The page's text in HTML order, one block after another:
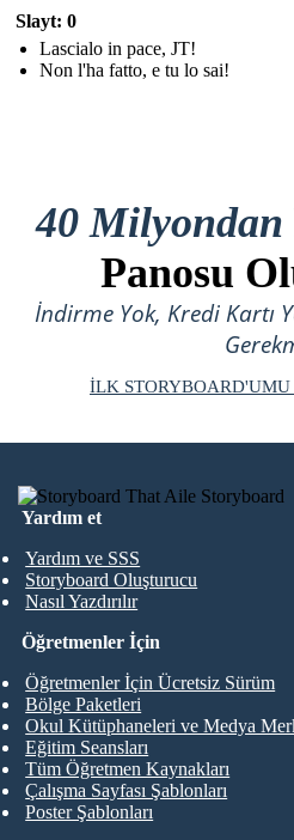
Slayt: 0
Lascialo in pace, JT!
Non l'ha fatto, e tu lo sai!
40 Milyondan
Panosu
İndirme Yok, Kredi Kartı
İLK STORYBOARD'UMU
Yardım et
Yardım ve SSS
Storyboard Oluşturucu
Nasıl Yazdırılır
Öğretmenler İçin
Öğretmenler İçin Ücretsiz Sürüm
Bölge Paketleri
Okul Kütüphaneleri ve Medya
Eğitim Seansları
Tüm Öğretmen Kaynakları
Çalışma Sayfası Şablonları
Poster Şablonları